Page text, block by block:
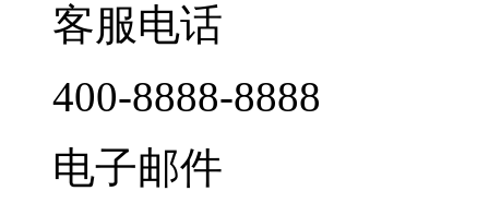
客服电话
400-8888-8888
电子邮件